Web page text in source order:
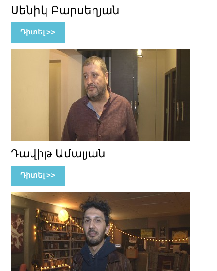
Սենիկ Բարսեղյան
Դիտել >>
Դավիթ Ամալյան
Դիտել >>